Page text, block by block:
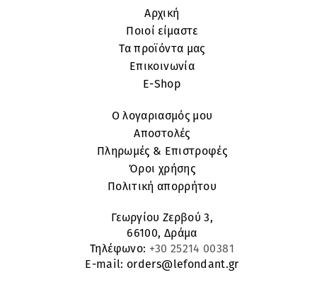
Αρχική
Ποιοί είμαστε
Τα προϊόντα μας
Επικοινωνία
E-Shop
Ο λογαριασμός μου
Αποστολές
Πληρωμές & Επιστροφές
Όροι χρήσης
Πολιτική απορρήτου
Γεωργίου Ζερβού 3,
66100, Δράμα
Τηλέφωνο: +30 25214 00381
E-mail: orders@lefondant.gr